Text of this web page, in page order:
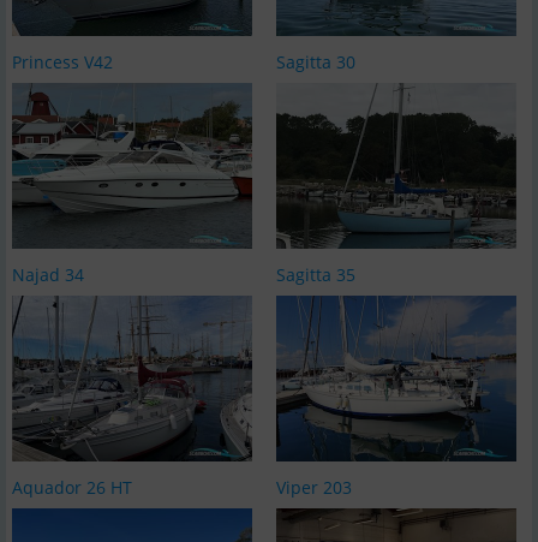
Princess V42 Sagitta 30
Najad 34 Sagitta 35
Aquador 26 HT Viper 203